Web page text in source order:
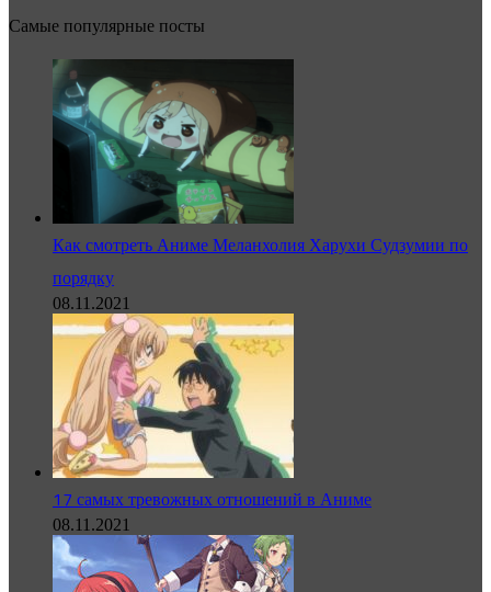
Самые популярные посты
Как смотреть Аниме Меланхолия Харухи Судзумии по
порядку
08.11.2021
17 самых тревожных отношений в Аниме
08.11.2021